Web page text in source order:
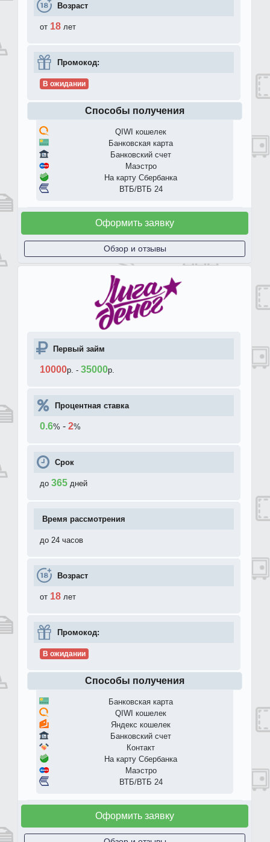
Возраст
от 18 лет
Промокод:
В ожидании
Способы получения
QIWI кошелек
Банковская карта
Банковский счет
Маэстро
На карту Сбербанка
ВТБ/ВТБ 24
Оформить заявку
Обзор и отзывы
Первый займ
10000р. - 35000р.
Процентная ставка
0.6% - 2%
Срок
до 365 дней
Время рассмотрения
до 24 часов
Возраст
от 18 лет
Промокод:
В ожидании
Способы получения
Банковская карта
QIWI кошелек
Яндекс кошелек
Банковский счет
Контакт
На карту Сбербанка
Маэстро
ВТБ/ВТБ 24
Оформить заявку